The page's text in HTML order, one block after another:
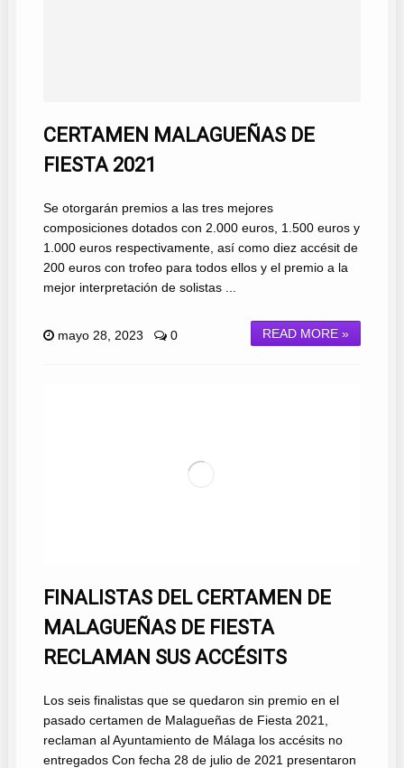
CERTAMEN MALAGUEÑAS DE
FIESTA 2021
Se otorgarán premios a las tres mejores
composiciones dotados con 2.000 euros, 1.500 euros y
1.000 euros respectivamente, así como diez accésit de
200 euros con trofeo para todos ellos y el premio a la
mejor interpretación de solistas ...
READ MORE »
mayo 28, 2023 0
FINALISTAS DEL CERTAMEN DE
MALAGUEÑAS DE FIESTA
RECLAMAN SUS ACCÉSITS
Los seis finalistas que se quedaron sin premio en el
pasado certamen de Malagueñas de Fiesta 2021,
reclaman al Ayuntamiento de Málaga los accésits no
entregados Con fecha 28 de julio de 2021 presentaron